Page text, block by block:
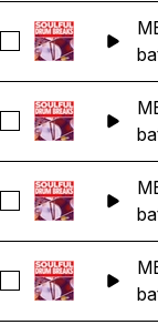
Seleccionar
Seleccionar
Seleccionar
Seleccionar